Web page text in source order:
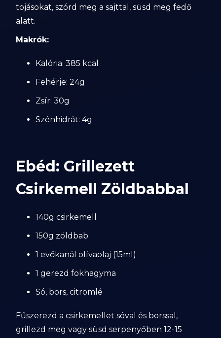
tojásokat, szórd meg a sajttal, süsd meg fedő
alatt.
Makrók:
Kalória: 385 kcal
Fehérje: 24g
Zsír: 30g
Szénhidrát: 4g
Ebéd: Grillezett
Csirkemell Zöldbabbal
140g csirkemell
150g zöldbab
1 evőkanál olívaolaj (15ml)
1 gerezd fokhagyma
Só, bors, citromlé
Fűszerezd a csirkemellet sóval és borssal,
grillezd meg vagy süsd serpenyőben 12-15